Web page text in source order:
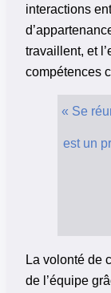
interactions
travaillent, et
compétences
« Se
est un
La volonté de
de l’équipe